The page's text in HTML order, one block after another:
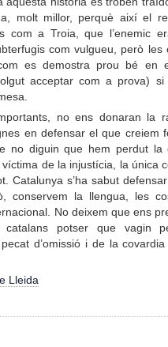
molt millor, perquè així el
com a Troia, que l’enemic
com vulgueu, però les
es demostra prou bé en
acceptar com a prova)
no ens donaran la
en defensar el que creiem
no diguin que hem perdut la
de la injustícia, la única
Catalunya s’ha sabut
conservem la llengua, les
No deixem que ens
potser que vagin
d’omissió i de la
Lleida